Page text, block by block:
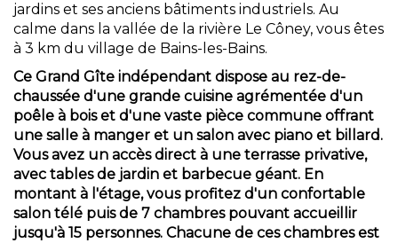
jardins et ses anciens bâtiments industriels. Au
calme dans la vallée de la rivière Le Côney, vous êtes
à 3 km du village de Bains-les-Bains.
Ce Grand Gîte indépendant dispose au rez-de-
chaussée d'une grande cuisine agrémentée d'un
poêle à bois et d'une vaste pièce commune offrant
une salle à manger et un salon avec piano et billard.
Vous avez un accès direct à une terrasse privative,
avec tables de jardin et barbecue géant. En
montant à l'étage, vous profitez d'un confortable
salon télé puis de 7 chambres pouvant accueillir
jusqu'à 15 personnes. Chacune de ces chambres est